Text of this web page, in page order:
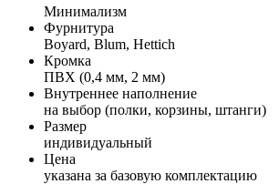
Минимализм
Фурнитура
Boyard, Blum, Hettich
Кромка
ПВХ (0,4 мм, 2 мм)
Внутреннее наполнение
на выбор (полки, корзины, штанги)
Размер
индивидуальный
Цена
указана за базовую комплектацию